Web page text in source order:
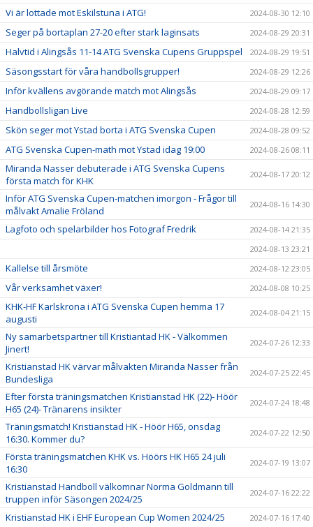
Vi är lottade mot Eskilstuna i ATG! 2024-08-30 12:10
Seger på bortaplan 27-20 efter stark laginsats 2024-08-29 20:31
Halvtid i Alingsås 11-14 ATG Svenska Cupens Gruppspel 2024-08-29 19:51
Säsongsstart för våra handbollsgrupper! 2024-08-29 12:26
Inför kvällens avgörande match mot Alingsås 2024-08-29 09:17
Handbollsligan Live 2024-08-28 12:59
Skön seger mot Ystad borta i ATG Svenska Cupen 2024-08-28 09:52
ATG Svenska Cupen-math mot Ystad idag 19:00 2024-08-26 08:11
Miranda Nasser debuterade i ATG Svenska Cupens
första match för KHK
2024-08-17 20:12
Inför ATG Svenska Cupen-matchen imorgon - Frågor till
målvakt Amalie Fröland
2024-08-16 14:30
Lagfoto och spelarbilder hos Fotograf Fredrik
2024-08-14 21:35
2024-08-13 23:21
Kallelse till årsmöte 2024-08-12 23:05
Vår verksamhet växer! 2024-08-08 10:25
KHK-HF Karlskrona i ATG Svenska Cupen hemma 17
augusti
2024-08-04 21:15
Ny samarbetspartner till Kristiantad HK - Välkommen
Jinert!
2024-07-26 12:33
Kristianstad HK värvar målvakten Miranda Nasser från
Bundesliga
2024-07-25 22:45
Efter första träningsmatchen Kristianstad HK (22)- Höör
H65 (24)- Tränarens insikter
2024-07-24 18:48
Träningsmatch! Kristianstad HK - Höör H65, onsdag
16:30. Kommer du?
2024-07-22 12:50
Första träningsmatchen KHK vs. Höörs HK H65 24 juli
16:30
2024-07-19 13:07
Kristianstad Handboll välkomnar Norma Goldmann till
truppen inför Säsongen 2024/25
2024-07-16 22:22
Kristianstad HK i EHF European Cup Women 2024/25 2024-07-16 17:40